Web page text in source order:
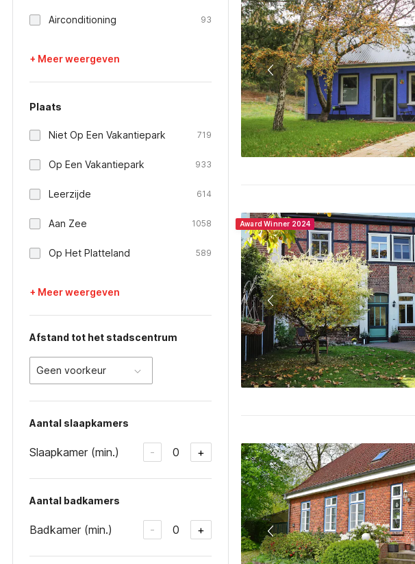
Airconditioning 93
+ Meer weergeven
Plaats
Niet Op Een Vakantiepark 719
Op Een Vakantiepark 933
Leerzijde 614
Aan Zee 1058
Op Het Platteland 589
+ Meer weergeven
Afstand tot het stadscentrum
Geen voorkeur
Aantal slaapkamers
Slaapkamer (min.) - 0 +
Aantal badkamers
Badkamer (min.) - 0 +
Award Winner 2024